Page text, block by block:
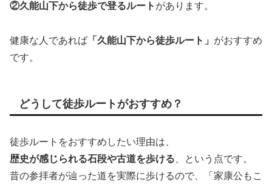
②久能山下から徒歩で登るルート があります。
健康な人であれば 「久能山下から徒歩ルート」 がおすすめ
です。
どうして徒歩ルートがおすすめ？
徒歩ルートをおすすめしたい理由は、
歴史が感じられる石段や古道を歩ける 、という点です。
昔の参拝者が辿った道を実際に歩けるので、「家康公もこ